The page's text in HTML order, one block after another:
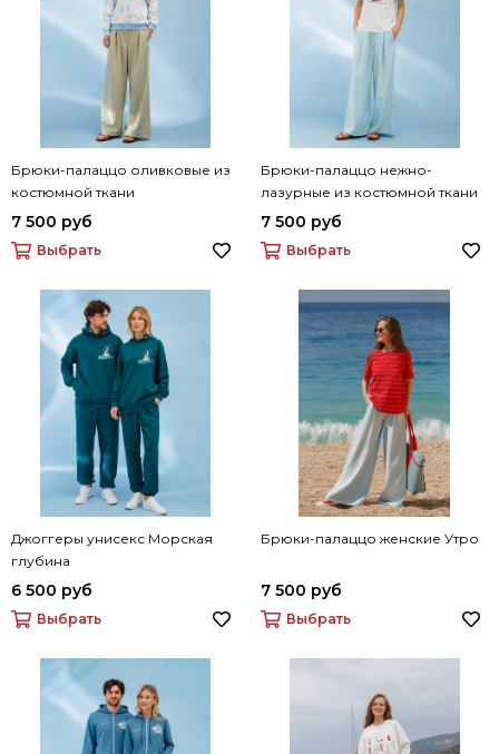
Брюки-палаццо оливковые из
костюмной ткани
7 500 руб
Выбрать
Брюки-палаццо нежно-
лазурные из костюмной ткани
7 500 руб
Выбрать
Джоггеры унисекс Морская
глубина
6 500 руб
Выбрать
Брюки-палаццо женские Утро
7 500 руб
Выбрать